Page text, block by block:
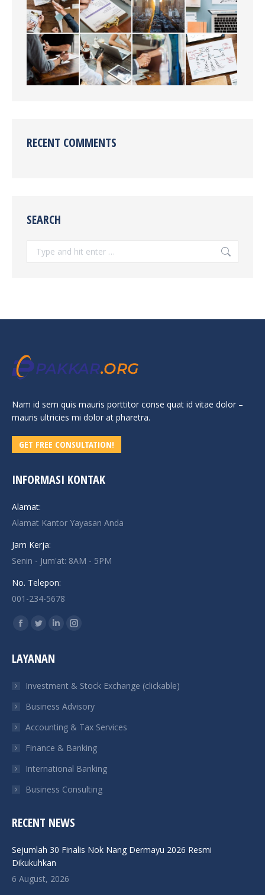
RECENT COMMENTS
SEARCH
Search:
Nam id sem quis mauris porttitor conse quat id vitae dolor –
mauris ultricies mi dolor at pharetra.
GET FREE CONSULTATION!
INFORMASI KONTAK
Alamat:
Alamat Kantor Yayasan Anda
Jam Kerja:
Senin - Jum'at: 8AM - 5PM
No. Telepon:
001-234-5678
Find us on:
Facebook
opens
new
window
Twitter
opens
new
window
Linkedin
new
window
Instagram
new
window
LAYANAN
Investment & Stock Exchange (clickable)
Business Advisory
Accounting & Tax Services
Finance & Banking
International Banking
Business Consulting
RECENT NEWS
Sejumlah 30 Finalis Nok Nang Dermayu 2026 Resmi
Dikukuhkan
6 August, 2026